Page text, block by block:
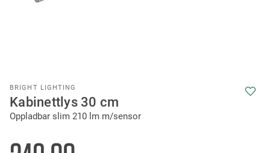
BRIGHT LIGHTING
Kabinettlys 30 cm
Oppladbar slim 210 lm m/sensor
to
the
beginning
the